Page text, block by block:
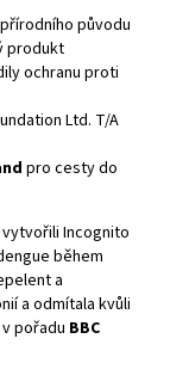
původu
produkt
ochranu proti
Ltd. T/A
pro cesty do
vytvořili Incognito
během
a
a odmítala kvůli
pořadu BBC